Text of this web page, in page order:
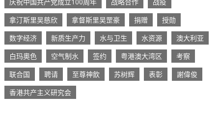
拿汀斯里吴慈欣
拿督斯里吴罡豪 捐赠
授勋
数字经济
新质生产力 水与卫生 水资源
澳大利亚
白玛奧色
空气制水 签约 粤港澳大湾区
考察
联合国
聘请 至尊神飲 苏树辉 表彰
謝偉俊
香港共产主义研究会